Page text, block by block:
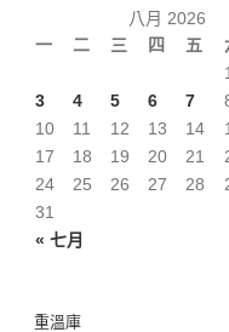
八月 2026
一
二 三 四 五
« 七月
1
3
4 5 6 7
10
11 12 13 14
17
18 19 20 21
24
25 26 27 28
31
重溫庫